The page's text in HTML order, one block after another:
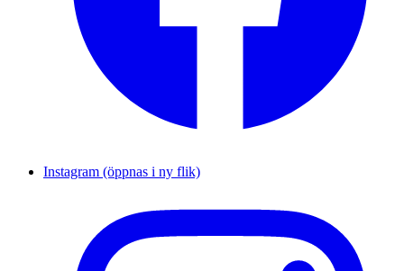
Instagram (öppnas i ny flik)